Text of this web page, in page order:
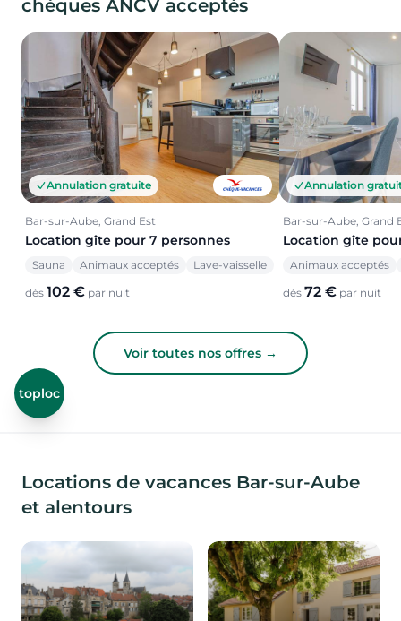
chèques ANCV acceptés
Annulation gratuite
Bar-sur-Aube, Grand Est
Location gîte pour 7 personnes
Sauna Animaux acceptés Lave-vaisselle
dès 102 € par nuit
Annulation
Bar-sur-Aube, Grand
Location gîte
Animaux acceptés
dès 72 € par nuit
Voir toutes nos offres →
toploc
Locations de vacances Bar-sur-Aube
et alentours